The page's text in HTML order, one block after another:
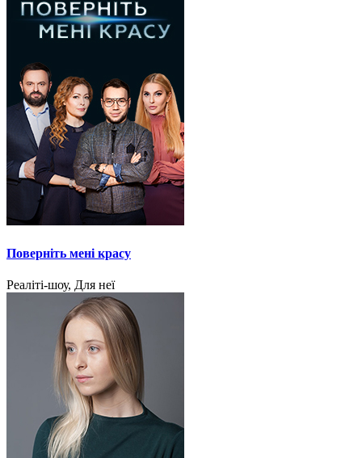
Поверніть мені красу
Реаліті-шоу, Для неї